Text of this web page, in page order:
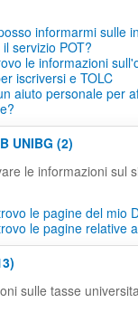
informarmi sulle
servizio POT?
le informazioni
iscriversi e TOLC
aiuto personale per
UNIBG (2)
le informazioni sul
le pagine del mio
le pagine relative
sulle tasse